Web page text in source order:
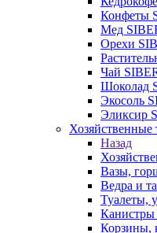
Конфеты
Мед
Орехи
Чай
Шоколад
Экосоль
Эликсир
Хозяйственные
Назад
Вазы,
Ведра и
Туалеты,
Канистры
Корзины,